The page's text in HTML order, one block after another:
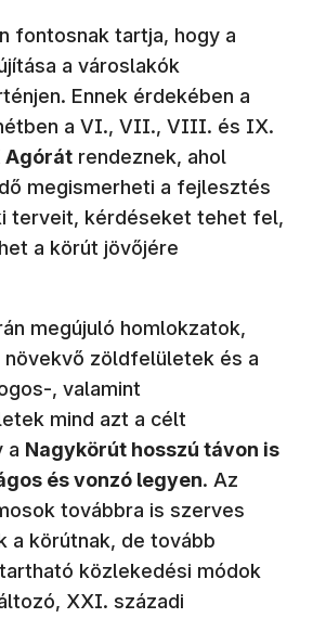
fontosnak tartja, hogy a
a városlakók
Ennek érdekében a
a VI., VII., VIII. és IX.
Agórát rendeznek, ahol
megismerheti a fejlesztés
terveit, kérdéseket tehet fel,
a körút jövőjére
megújuló homlokzatok,
zöldfelületek és a
, valamint
mind azt a célt
a Nagykörút hosszú távon is
és vonzó legyen. Az
továbbra is szerves
a körútnak, de tovább
közlekedési módok
XXI. századi